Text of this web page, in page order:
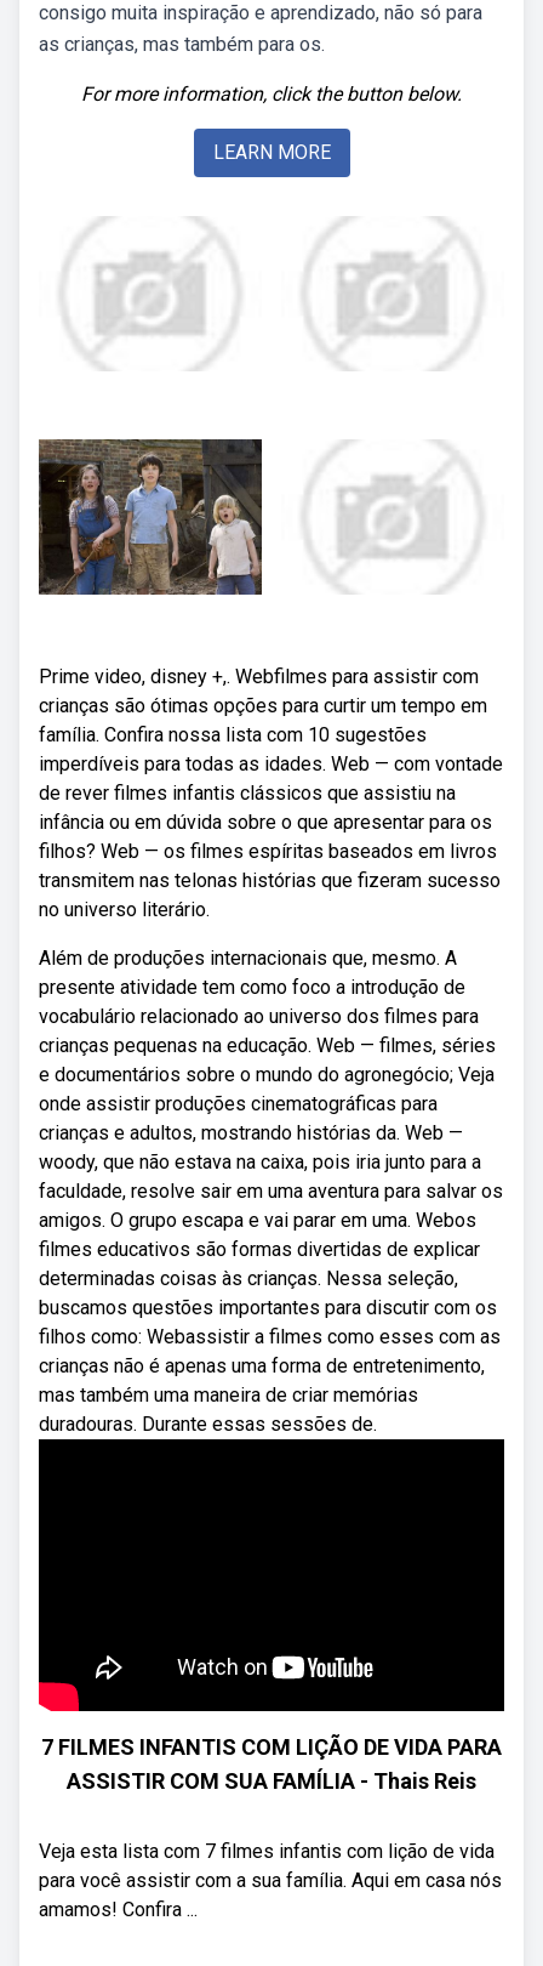
consigo muita inspiração e aprendizado, não só para
as crianças, mas também para os.
For more information, click the button below.
LEARN MORE
Prime video, disney +,. Webfilmes para assistir com
crianças são ótimas opções para curtir um tempo em
família. Confira nossa lista com 10 sugestões
imperdíveis para todas as idades. Web — com vontade
de rever filmes infantis clássicos que assistiu na
infância ou em dúvida sobre o que apresentar para os
filhos? Web — os filmes espíritas baseados em livros
transmitem nas telonas histórias que fizeram sucesso
no universo literário.
Além de produções internacionais que, mesmo. A
presente atividade tem como foco a introdução de
vocabulário relacionado ao universo dos filmes para
crianças pequenas na educação. Web — filmes, séries
e documentários sobre o mundo do agronegócio; Veja
onde assistir produções cinematográficas para
crianças e adultos, mostrando histórias da. Web —
woody, que não estava na caixa, pois iria junto para a
faculdade, resolve sair em uma aventura para salvar os
amigos. O grupo escapa e vai parar em uma. Webos
filmes educativos são formas divertidas de explicar
determinadas coisas às crianças. Nessa seleção,
buscamos questões importantes para discutir com os
filhos como: Webassistir a filmes como esses com as
crianças não é apenas uma forma de entretenimento,
mas também uma maneira de criar memórias
duradouras. Durante essas sessões de.
7 FILMES INFANTIS COM LIÇÃO DE VIDA PARA
ASSISTIR COM SUA FAMÍLIA - Thais Reis
Veja esta lista com 7 filmes infantis com lição de vida
para você assistir com a sua família. Aqui em casa nós
amamos! Confira ...